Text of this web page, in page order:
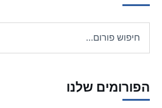
הפורומים שלנו